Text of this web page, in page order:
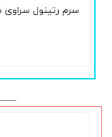
سرم رتینول سراوی